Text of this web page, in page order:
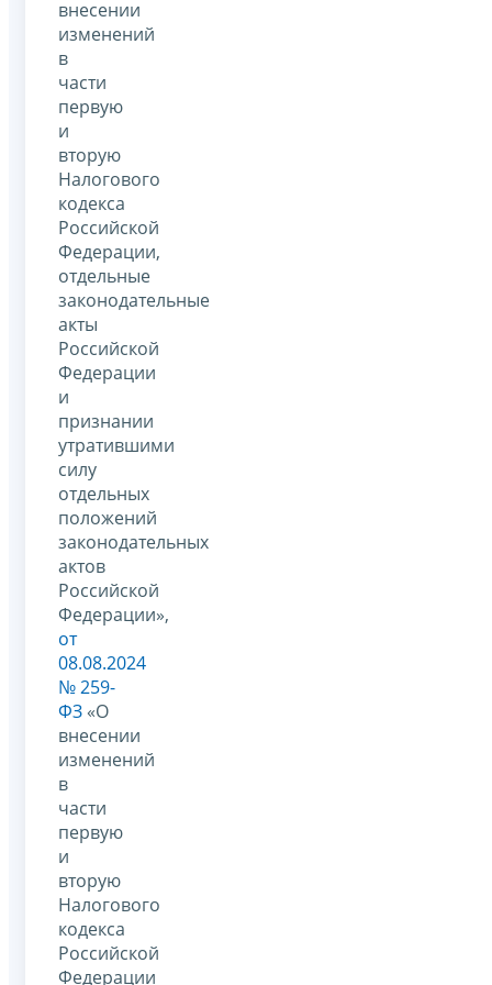
внесении
изменений
в
части
первую
и
вторую
Налогового
кодекса
Российской
Федерации,
отдельные
законодательные
акты
Российской
Федерации
и
признании
утратившими
силу
отдельных
положений
законодательных
актов
Российской
Федерации»,
от
08.08.2024
№ 259-
ФЗ «О
внесении
изменений
в
части
первую
и
вторую
Налогового
кодекса
Российской
Федерации